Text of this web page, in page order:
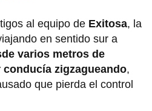
al equipo de Exitosa, la
en sentido sur a
varios metros de
zigzagueando,
que pierda el control